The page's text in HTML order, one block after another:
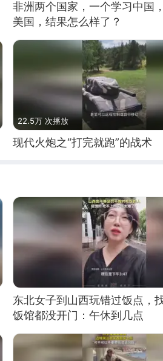
非洲两个国家，一个学习中国
美国，结果怎么样了？
22.5万 次播放
现代火炮之“打完就跑”的战术
东北女子到山西玩错过饭点，
饭馆都没开门：午休到几点